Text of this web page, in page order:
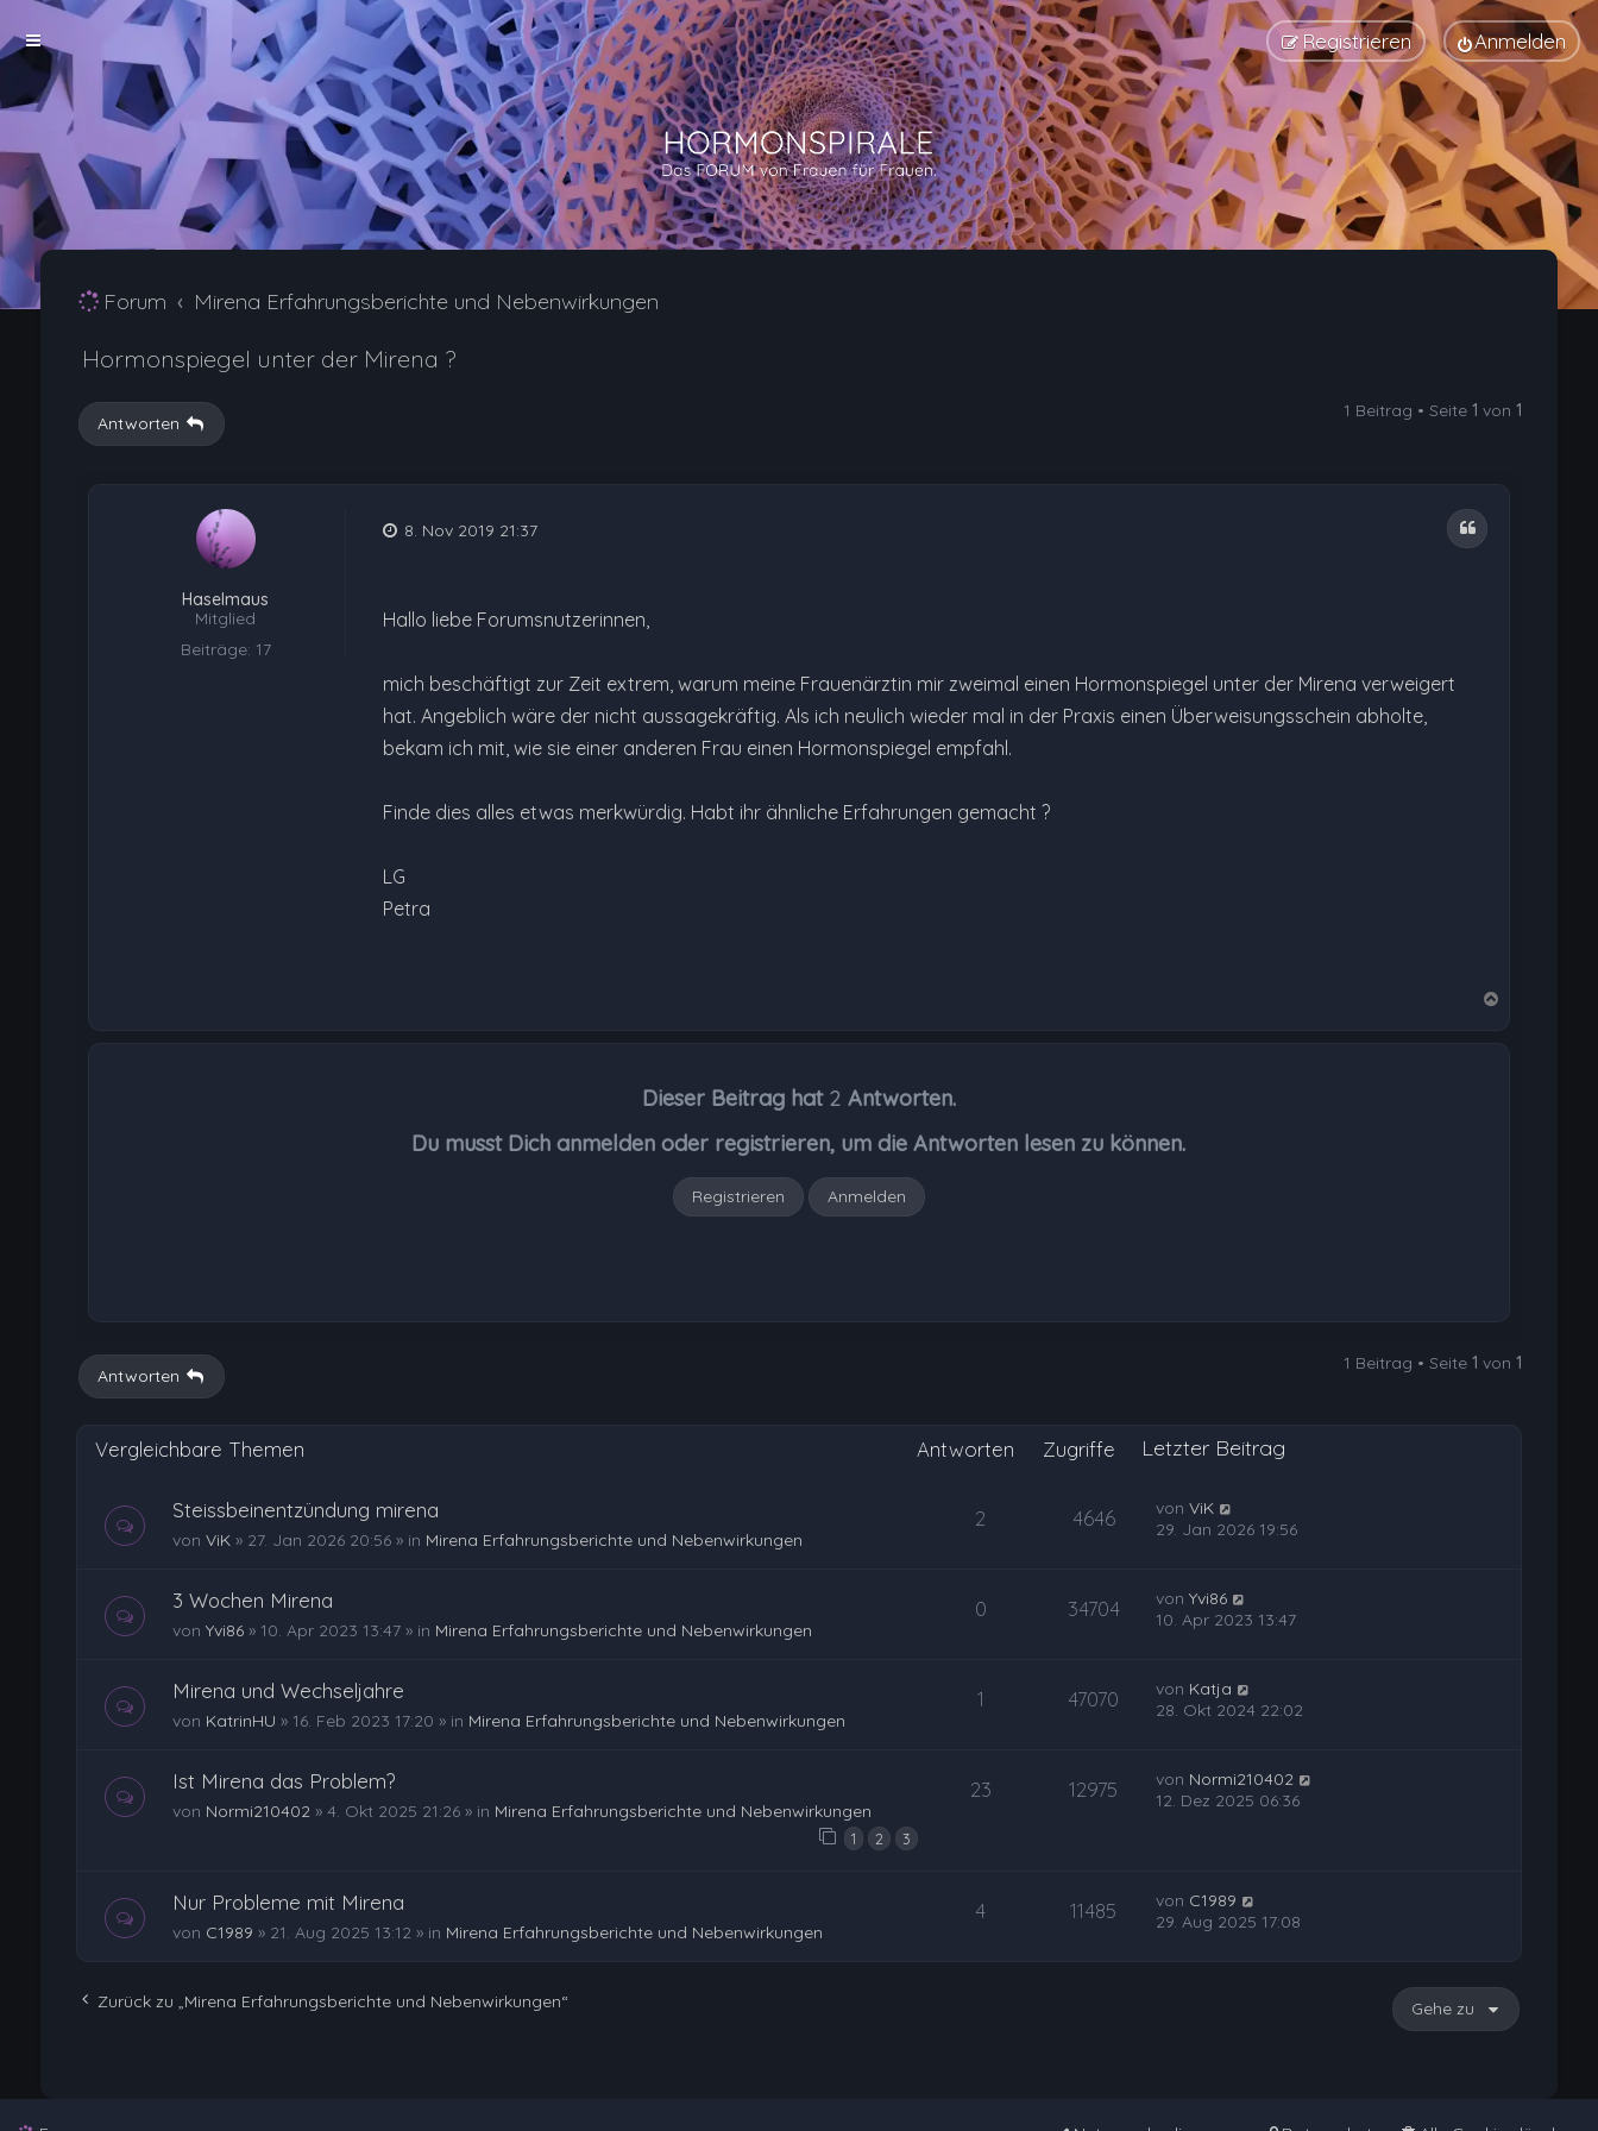
Anmelden
Registrieren
Forum Mirena Erfahrungsberichte und Nebenwirkungen
Hormonspiegel unter der Mirena ?
Antworten
1 Beitrag • Seite1 von1
Haselmaus
Mitglied
Beiträge: 17
Zitat
8. Nov 2019 21:37
Hallo liebe Forumsnutzerinnen,
mich beschäftigt zur Zeit extrem, warum meine Frauenärztin mir zweimal einen Hormonspiegel unter der Mirena verweigert
hat. Angeblich wäre der nicht aussagekräftig. Als ich neulich wieder mal in der Praxis einen Überweisungsschein abholte,
bekam ich mit, wie sie einer anderen Frau einen Hormonspiegel empfahl.
Finde dies alles etwas merkwürdig. Habt ihr ähnliche Erfahrungen gemacht ?
LG
Petra
Dieser Beitrag hat 2 Antworten.
Du musst Dich anmelden oder registrieren, um die Antworten lesen zu können.
Registrieren Anmelden
Antworten
1 Beitrag • Seite1 von1
Vergleichbare Themen Antworten Zugriffe Letzter Beitrag
Steissbeinentzündung mirena
von ViK» 27. Jan 2026 20:56» in Mirena Erfahrungsberichte und Nebenwirkungen
2 4646 vonViK
29. Jan 2026 19:56
3 Wochen Mirena
von Yvi86» 10. Apr 2023 13:47» in Mirena Erfahrungsberichte und Nebenwirkungen
0 34704 vonYvi86
10. Apr 2023 13:47
Mirena und Wechseljahre
von KatrinHU » 16. Feb 2023 17:20 » in Mirena Erfahrungsberichte und Nebenwirkungen
1 47070 von Katja
28. Okt 2024 22:02
Ist Mirena das Problem?
von Normi210402» 4. Okt 2025 21:26» in Mirena Erfahrungsberichte und Nebenwirkungen
1 2 3
23 12975 von Normi210402
12. Dez 2025 06:36
Nur Probleme mit Mirena
von C1989 » 21. Aug 2025 13:12 » in Mirena Erfahrungsberichte und Nebenwirkungen
4 11485 von C1989
29. Aug 2025 17:08
Zurück zu „Mirena Erfahrungsberichte und Nebenwirkungen“ Gehe zu